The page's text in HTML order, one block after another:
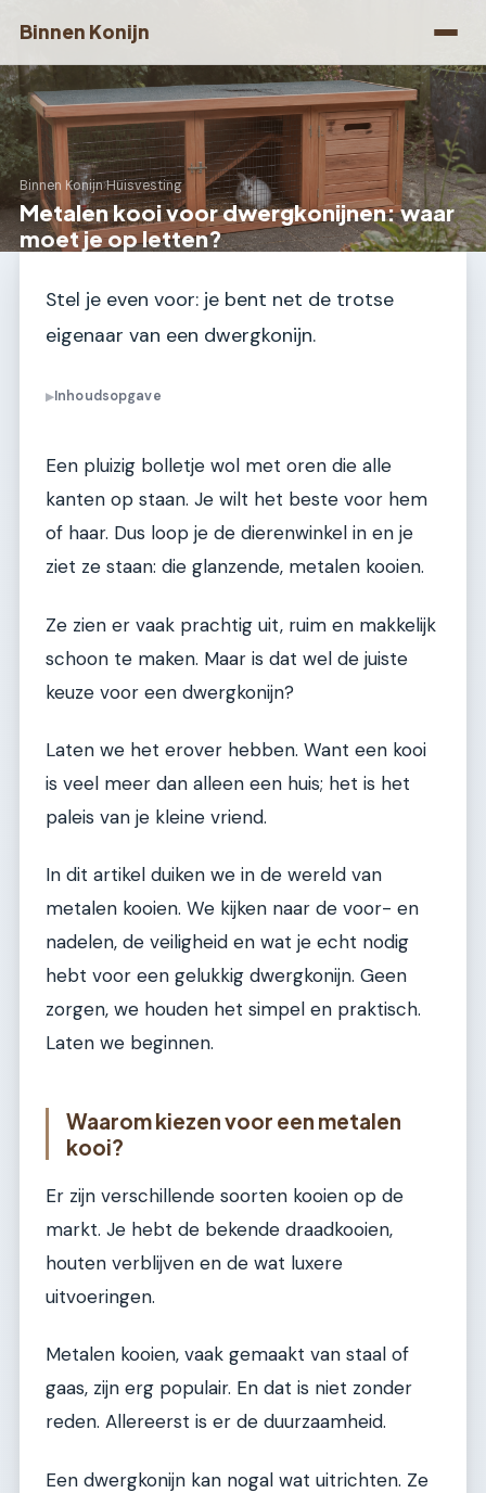
Binnen Konijn
Binnen Konijn›Huisvesting
Metalen kooi voor dwergkonijnen: waar
moet je op letten?
Stel je even voor: je bent net de trotse
eigenaar van een dwergkonijn.
▶Inhoudsopgave
Een pluizig bolletje wol met oren die alle
kanten op staan. Je wilt het beste voor hem
of haar. Dus loop je de dierenwinkel in en je
ziet ze staan: die glanzende, metalen kooien.
Ze zien er vaak prachtig uit, ruim en makkelijk
schoon te maken. Maar is dat wel de juiste
keuze voor een dwergkonijn?
Laten we het erover hebben. Want een kooi
is veel meer dan alleen een huis; het is het
paleis van je kleine vriend.
In dit artikel duiken we in de wereld van
metalen kooien. We kijken naar de voor- en
nadelen, de veiligheid en wat je echt nodig
hebt voor een gelukkig dwergkonijn. Geen
zorgen, we houden het simpel en praktisch.
Laten we beginnen.
Waarom kiezen voor een metalen
kooi?
Er zijn verschillende soorten kooien op de
markt. Je hebt de bekende draadkooien,
houten verblijven en de wat luxere
uitvoeringen.
Metalen kooien, vaak gemaakt van staal of
gaas, zijn erg populair. En dat is niet zonder
reden. Allereerst is er de duurzaamheid.
Een dwergkonijn kan nogal wat uitrichten. Ze